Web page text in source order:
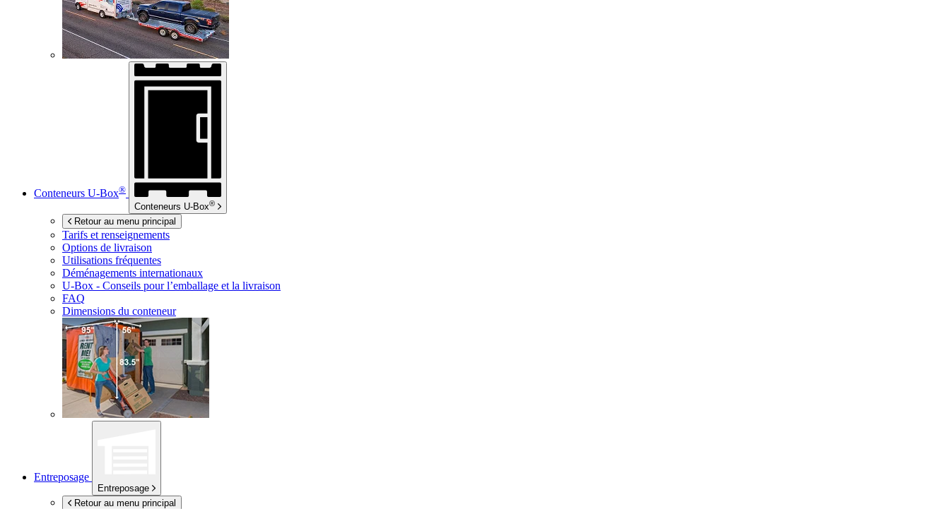
Conteneurs U-Box®
Conteneurs U-Box®
Retour au menu principal
Tarifs et renseignements
Options de livraison
Utilisations fréquentes
Déménagements internationaux
U-Box - Conseils pour l’emballage et la livraison
FAQ
Dimensions du conteneur
Entreposage
Entreposage
Retour au menu principal